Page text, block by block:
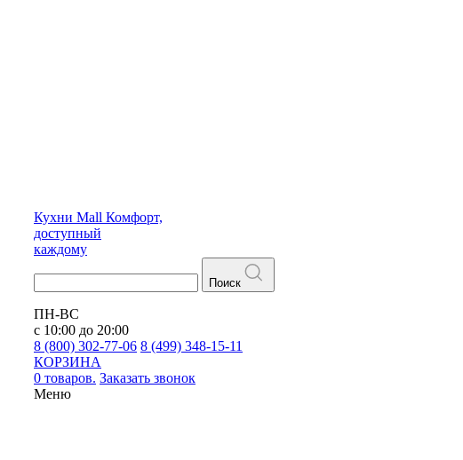
Кухни Mall Комфорт,
доступный
каждому
Поиск
ПН-ВС
с 10:00 до 20:00
8 (800) 302-77-06 8 (499) 348-15-11
КОРЗИНА
0 товаров. Заказать звонок
Меню